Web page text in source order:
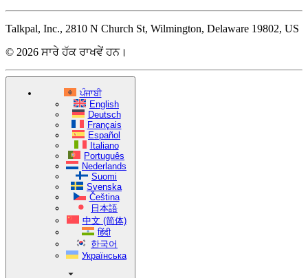
Talkpal, Inc., 2810 N Church St, Wilmington, Delaware 19802, US
© 2026 ਸਾਰੇ ਹੱਕ ਰਾਖਵੇਂ ਹਨ।
ਪੰਜਾਬੀ
English
Deutsch
Français
Español
Italiano
Português
Nederlands
Suomi
Svenska
Čeština
日本語
中文 (简体)
हिंदी
한국어
Українська